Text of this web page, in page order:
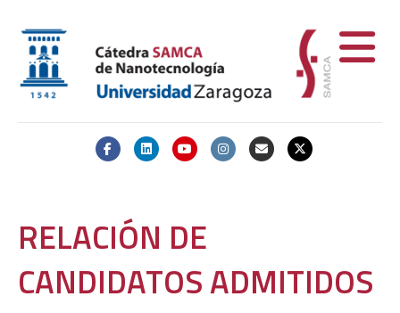
FacebookLinkedinYoutubeInstagramEmail X-twitter
RELACIÓN DE
CANDIDATOS ADMITIDOS